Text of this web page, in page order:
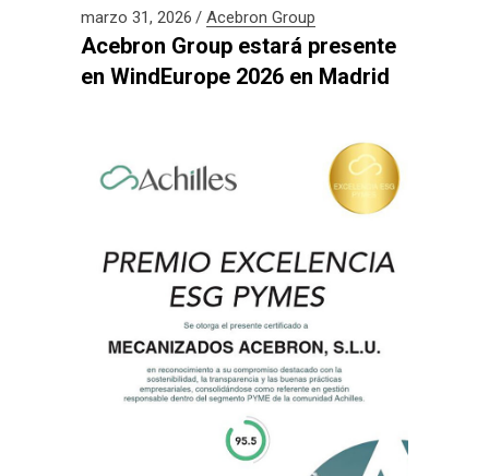
marzo 31, 2026 Acebron Group
Acebron Group estará presente
en WindEurope 2026 en Madrid